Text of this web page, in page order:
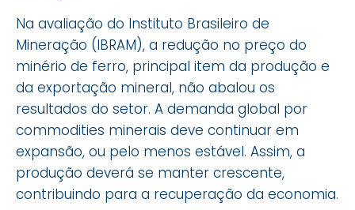
Na avaliação do Instituto Brasileiro de
Mineração (IBRAM), a redução no preço do
minério de ferro, principal item da produção e
da exportação mineral, não abalou os
resultados do setor. A demanda global por
commodities minerais deve continuar em
expansão, ou pelo menos estável. Assim, a
produção deverá se manter crescente,
contribuindo para a recuperação da economia.